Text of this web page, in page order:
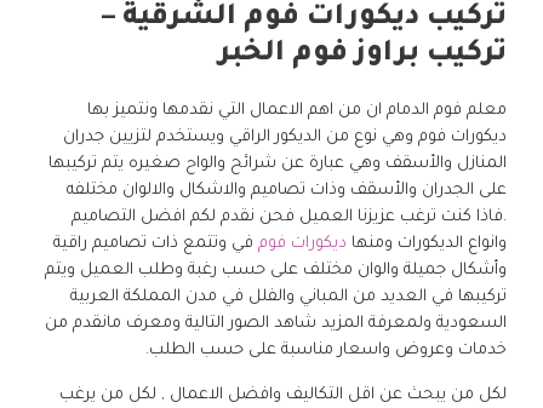
تركيب ديكورات فوم الشرقية –
تركيب براوز فوم الخبر
معلم فوم الدمام ان من اهم الاعمال التي نقدمها ونتميز بها
ديكورات فوم وهي نوع من الديكور الراقي ويستخدم لتزيين جدران
المنازل والأسقف وهي عبارة عن شرائح والواح صغيره يتم تركيبها
على الجدران والأسقف وذات تصاميم والاشكال والالوان مختلفه
.فاذا كنت ترغب عزيزنا العميل فحن نقدم لكم افضل التصاميم
وانواع الديكورات ومنها ديكورات فوم في وتتمع ذات تصاميم راقية
وأشكال جميلة والوان مختلف على حسب رغبة وطلب العميل ويتم
تركيبها في العديد من المباني والفلل في مدن المملكة العربية
السعودية ولمعرفة المزيد شاهد الصور التالية ومعرف مانقدم من
خدمات وعروض واسعار مناسبة على حسب الطلب.
لكل من يبحث عن اقل التكاليف وافضل الاعمال , لكل من يرغب